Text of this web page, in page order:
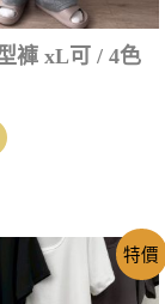
褲 xL可 / 4色
特價